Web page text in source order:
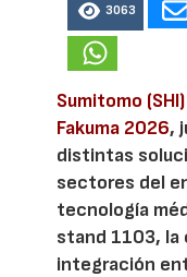
3063
Sumitomo
Fakuma 2026,
distintas
sectores del
tecnología
stand 1103, la
integración